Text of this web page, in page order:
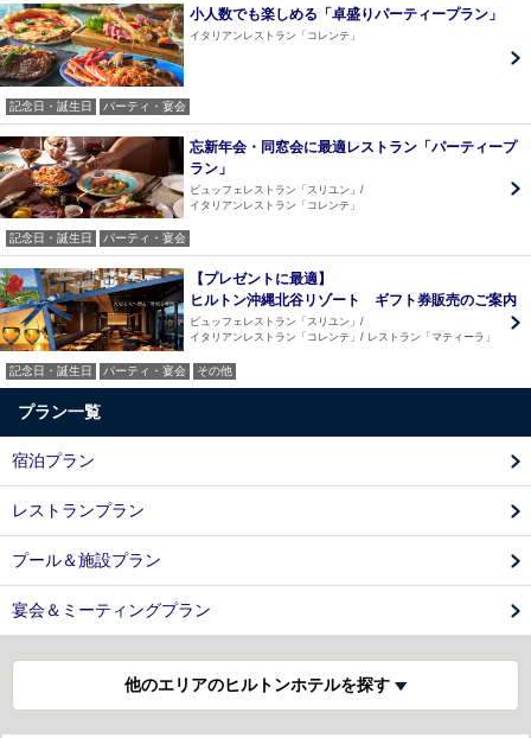
小人数でも楽しめる「卓盛りパーティープラン」
イタリアンレストラン「コレンテ」
記念日・誕生日 パーティ・宴会
忘新年会・同窓会に最適レストラン「パーティープ
ラン」
ビュッフェレストラン「スリユン」
イタリアンレストラン「コレンテ」
記念日・誕生日 パーティ・宴会
【プレゼントに最適】
ヒルトン沖縄北谷リゾート ギフト券販売のご案内
ビュッフェレストラン「スリユン」
イタリアンレストラン「コレンテ」
レストラン「マティーラ」
記念日・誕生日 パーティ・宴会 その他
プラン一覧
宿泊プラン
レストランプラン
プール＆施設プラン
宴会＆ミーティングプラン
他のエリアのヒルトンホテルを探す